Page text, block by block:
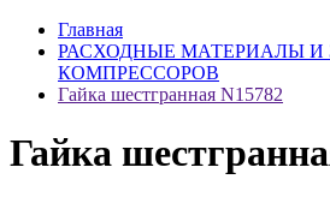
Главная
РАСХОДНЫЕ МАТЕРИАЛЫ И
КОМПРЕССОРОВ
Гайка шестгранная N15782
Гайка